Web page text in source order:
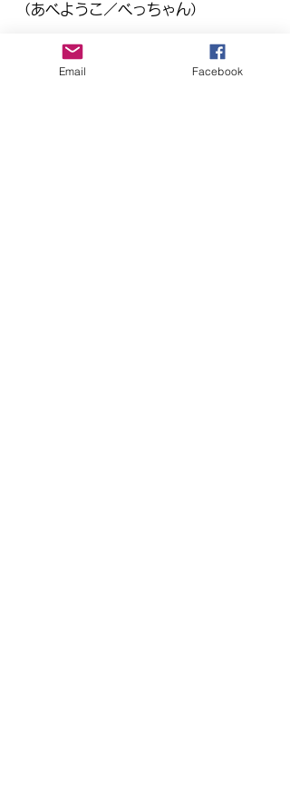
（あべようこ／べっちゃん）
Email Facebook